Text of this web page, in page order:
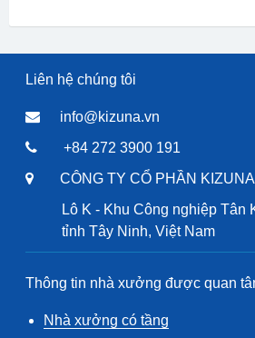
Liên hệ chúng tôi
info@kizuna.vn
+84 272 3900 191
CÔNG TY CỔ PHẦN
Lô K - Khu Công nghiệp Tân
tỉnh Tây Ninh, Việt Nam
Thông tin nhà xưởng được quan
Nhà xưởng có tầng